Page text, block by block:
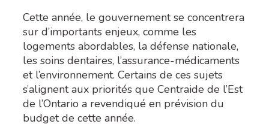
Cette année, le gouvernement se concentrera
sur d’importants enjeux, comme les
logements abordables, la défense nationale,
les soins dentaires, l’assurance-médicaments
et l’environnement. Certains de ces sujets
s’alignent aux priorités que Centraide de l’Est
de l’Ontario a revendiqué en prévision du
budget de cette année.